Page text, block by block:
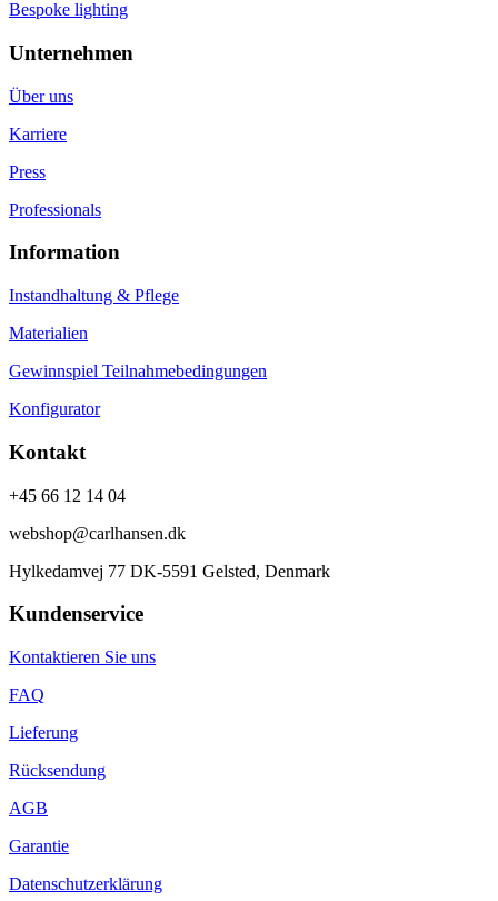
Bespoke lighting
Unternehmen
Über uns
Karriere
Press
Professionals
Information
Instandhaltung & Pflege
Materialien
Gewinnspiel Teilnahmebedingungen
Konfigurator
Kontakt
+45 66 12 14 04
webshop@carlhansen.dk
Hylkedamvej 77 DK-5591 Gelsted, Denmark
Kundenservice
Kontaktieren Sie uns
FAQ
Lieferung
Rücksendung
AGB
Garantie
Datenschutzerklärung